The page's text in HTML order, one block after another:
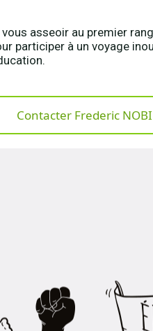
asseoir au premier
participer à un voyage
Contacter Frederic